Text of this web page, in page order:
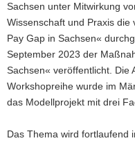
Sachsen unter Mitwirkung
Wissenschaft und Praxis die
Pay Gap in Sachsen«
September 2023 der
Sachsen« veröffentlicht. Die
Workshopreihe wurde im
das Modellprojekt mit drei
Das Thema wird fortlaufend